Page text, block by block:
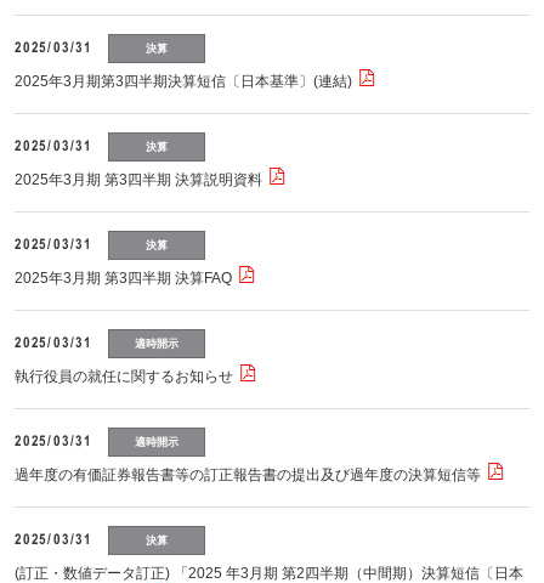
2025/03/31 決算
2025年3月期第3四半期決算短信〔日本基準〕(連結)
2025/03/31 決算
2025年3月期 第3四半期 決算説明資料
2025/03/31 決算
2025年3月期 第3四半期 決算FAQ
2025/03/31 適時開示
執行役員の就任に関するお知らせ
2025/03/31 適時開示
過年度の有価証券報告書等の訂正報告書の提出及び過年度の決算短信等
2025/03/31 決算
(訂正・数値データ訂正) 「2025 年3月期 第2四半期（中間期）決算短信〔日本